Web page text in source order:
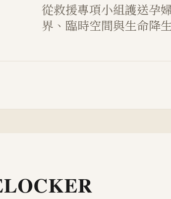
從救援專項小組護送孕
界、臨時空間與生命降